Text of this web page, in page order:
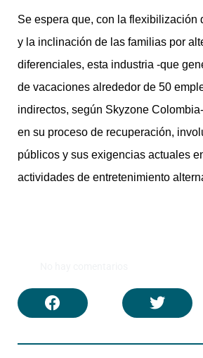
Se espera que, con la flexibilización
y la inclinación de las familias por
diferenciales, esta industria -que
de vacaciones alrededor de 50
indirectos, según Skyzone
en su proceso de recuperación,
públicos y sus exigencias actuales
actividades de entretenimiento